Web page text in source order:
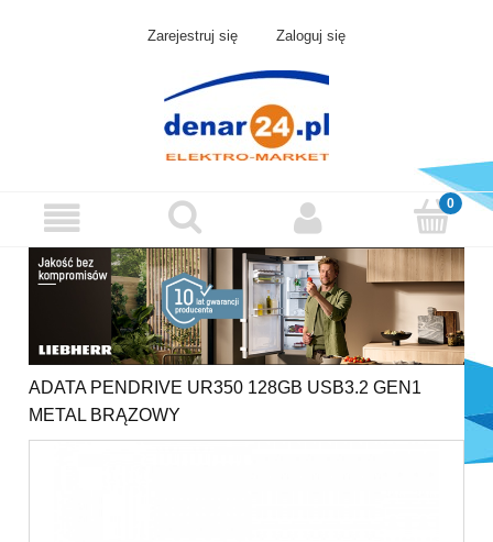
Zarejestruj się Zaloguj się
ADATA PENDRIVE UR350 128GB USB3.2 GEN1
METAL BRĄZOWY